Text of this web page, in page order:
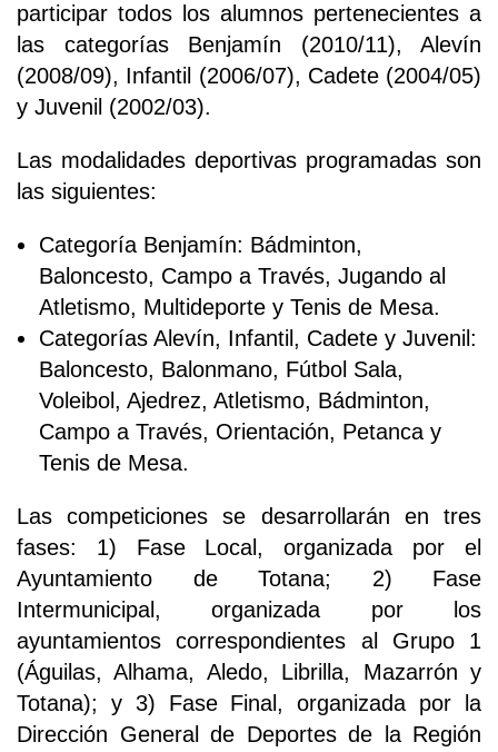
participar todos los alumnos pertenecientes a
las categorías Benjamín (2010/11), Alevín
(2008/09), Infantil (2006/07), Cadete (2004/05)
y Juvenil (2002/03).
Las modalidades deportivas programadas son
las siguientes:
Categoría Benjamín: Bádminton,
Baloncesto, Campo a Través, Jugando al
Atletismo, Multideporte y Tenis de Mesa.
Categorías Alevín, Infantil, Cadete y Juvenil:
Baloncesto, Balonmano, Fútbol Sala,
Voleibol, Ajedrez, Atletismo, Bádminton,
Campo a Través, Orientación, Petanca y
Tenis de Mesa.
Las competiciones se desarrollarán en tres
fases: 1) Fase Local, organizada por el
Ayuntamiento de Totana; 2) Fase
Intermunicipal, organizada por los
ayuntamientos correspondientes al Grupo 1
(Águilas, Alhama, Aledo, Librilla, Mazarrón y
Totana); y 3) Fase Final, organizada por la
Dirección General de Deportes de la Región